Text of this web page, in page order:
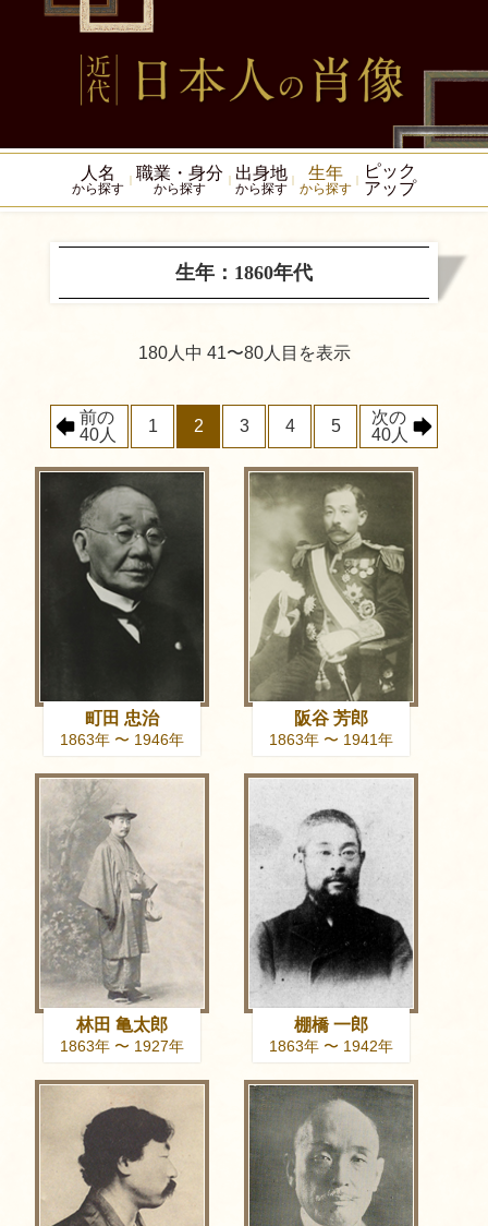
人名
から探す
職業・身分
から探す
出身地
から探す
生年
から探す
ピック
アップ
生年：1860年代
180人中 41〜80人目を表示
前の
40人
1 2 3 4 5
次の
40人
町田 忠治
1863年 〜 1946年
阪谷 芳郎
1863年 〜 1941年
林田 亀太郎
1863年 〜 1927年
棚橋 一郎
1863年 〜 1942年